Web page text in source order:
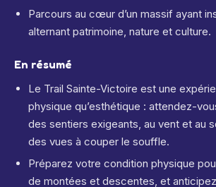
Parcours au cœur d’un massif ayant
alternant patrimoine, nature et culture.
En résumé
Le Trail Sainte-Victoire est une
physique qu’esthétique : attendez-
des sentiers exigeants, au vent et au
des vues à couper le souffle.
Préparez votre condition physique
de montées et descentes, et